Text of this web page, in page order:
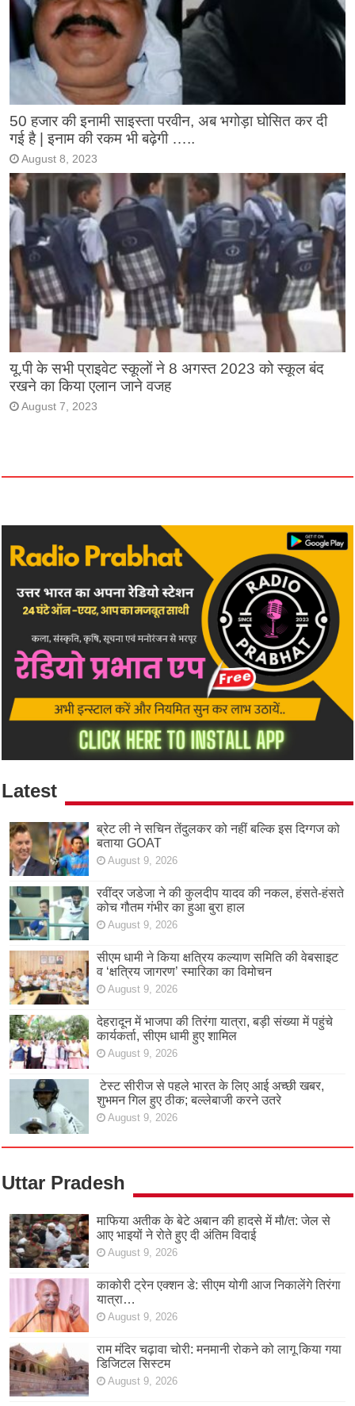
50 हजार की इनामी साइस्ता परवीन, अब भगोड़ा घोसित कर दी
गई है | इनाम की रकम भी बढ़ेगी …..
August 8, 2023
यू.पी के सभी प्राइवेट स्कूलों ने 8 अगस्त 2023 को स्कूल बंद
रखने का किया एलान जाने वजह
August 7, 2023
Latest
ब्रेट ली ने सचिन तेंदुलकर को नहीं बल्कि इस दिग्गज को
बताया GOAT
August 9, 2026
रवींद्र जडेजा ने की कुलदीप यादव की नकल, हंसते-हंसते
कोच गौतम गंभीर का हुआ बुरा हाल
August 9, 2026
सीएम धामी ने किया क्षत्रिय कल्याण समिति की वेबसाइट
व ‘क्षत्रिय जागरण’ स्मारिका का विमोचन
August 9, 2026
देहरादून में भाजपा की तिरंगा यात्रा, बड़ी संख्या में पहुंचे
कार्यकर्ता, सीएम धामी हुए शामिल
August 9, 2026
टेस्ट सीरीज से पहले भारत के लिए आई अच्छी खबर,
शुभमन गिल हुए ठीक; बल्लेबाजी करने उतरे
August 9, 2026
Uttar Pradesh
माफिया अतीक के बेटे अबान की हादसे में मौ/त: जेल से
आए भाइयों ने रोते हुए दी अंतिम विदाई
August 9, 2026
काकोरी ट्रेन एक्शन डे: सीएम योगी आज निकालेंगे तिरंगा
यात्रा…
August 9, 2026
राम मंदिर चढ़ावा चोरी: मनमानी रोकने को लागू किया गया
डिजिटल सिस्टम
August 9, 2026